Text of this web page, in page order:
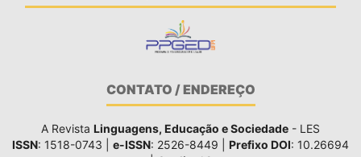
CONTATO / ENDEREÇO
A Revista Linguagens, Educação e Sociedade - LES
ISSN: 1518-0743 | e-ISSN: 2526-8449 | Prefixo DOI: 10.26694